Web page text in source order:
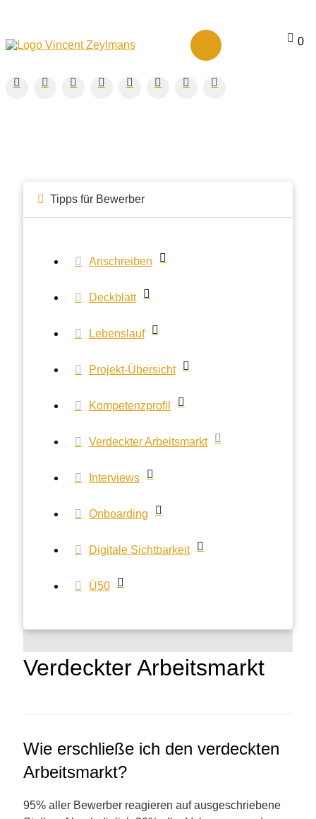
0
Tipps für Bewerber
Anschreiben
Deckblatt
Lebenslauf
Projekt-Übersicht
Kompetenzprofil
Verdeckter Arbeitsmarkt
Interviews
Onboarding
Digitale Sichtbarkeit
Ü50
Verdeckter Arbeitsmarkt
Wie erschließe ich den verdeckten
Arbeitsmarkt?
95% aller Bewerber reagieren auf ausgeschriebene